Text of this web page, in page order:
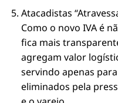
Atacadistas
Como o novo IVA é
fica mais
agregam valor
servindo apenas
eliminados pela